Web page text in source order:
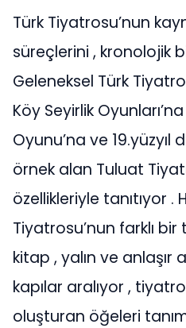
Türk Tiyatrosu’nun
süreçlerini , kronolojik
Geleneksel Türk
Köy Seyirlik
Oyunu’na ve 19.yüzyıl
örnek alan Tuluat
özellikleriyle tanıtıyor .
Tiyatrosu’nun farklı
kitap , yalın ve anlaşır
kapılar aralıyor ,
oluşturan öğeleri